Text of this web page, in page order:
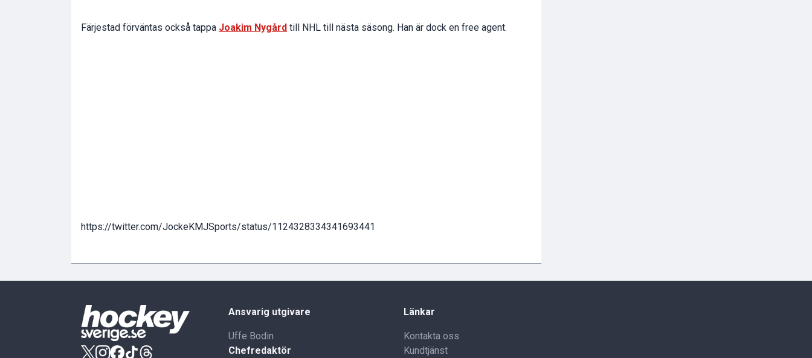
Färjestad förväntas också tappa Joakim Nygård till NHL till nästa säsong. Han är dock en free agent.
https://twitter.com/JockeKMJSports/status/1124328334341693441
Ansvarig utgivare
Uffe Bodin
Chefredaktör
Länkar
Kontakta oss
Kundtjänst